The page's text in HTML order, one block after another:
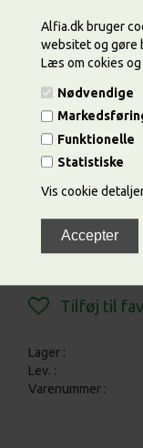
Alfia.dk bruger
websitet og gøre
Læs om cokies
Nødvendige
Funktionelle
Statistiske
Vis cookie
Pris ved 1 pakning
30,80 DKK
ANTAL
Lager :
Lev. :
Varenummer :